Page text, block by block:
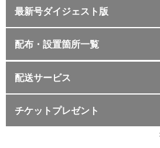
最新号ダイジェスト版
配布・設置箇所一覧
配送サービス
チケットプレゼント